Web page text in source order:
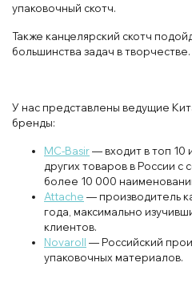
упаковочный скотч.
Также канцелярский скотч
большинства задач в творчестве.
У нас представлены ведущие
бренды:
MC-Basir— входит в топ 10
других товаров в России с
более 10 000
Attache — производитель
года, максимально
клиентов.
Novaroll — Российский
упаковочных материалов.